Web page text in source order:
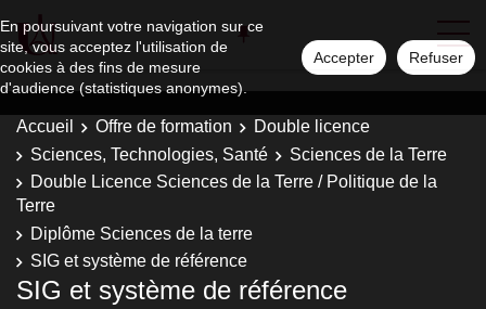
En poursuivant votre navigation sur ce
site, vous acceptez l'utilisation de
cookies à des fins de mesure
d'audience (statistiques anonymes).
Accepter Refuser
Accueil Offre de formation
Double licence
Sciences, Technologies, Santé
Sciences de la Terre
Double Licence Sciences de la Terre / Politique de la
Terre
Diplôme Sciences de la terre
SIG et système de référence
SIG et système de référence